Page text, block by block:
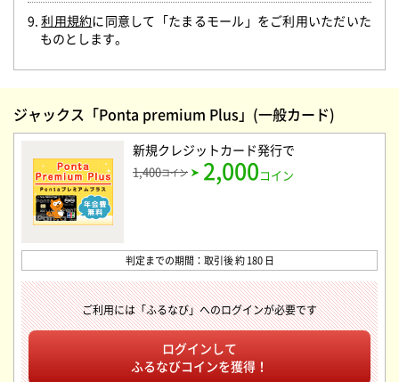
9.利用規約に同意して「たまるモール」をご利用いただいた
ものとします。
ジャックス「Ponta premium Plus」(一般カード)
新規クレジットカード発行で
1,400コイン 2,000コイン
判定までの期間：取引後 約 180 日
ご利用には「ふるなび」へのログインが必要です
ログインして
ふるなびコインを獲得！